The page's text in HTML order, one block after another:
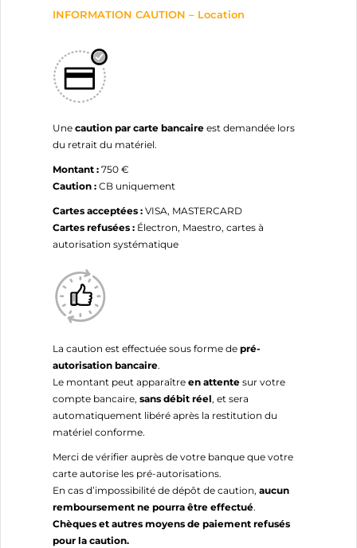
INFORMATION CAUTION – Location
Une caution par carte bancaire est demandée lors
du retrait du matériel.
Montant : 750 €
Caution : CB uniquement
Cartes acceptées : VISA, MASTERCARD
Cartes refusées : Électron, Maestro, cartes à
autorisation systématique
La caution est effectuée sous forme de pré-
autorisation bancaire.
Le montant peut apparaître en attente sur votre
compte bancaire, sans débit réel, et sera
automatiquement libéré après la restitution du
matériel conforme.
Merci de vérifier auprès de votre banque que votre
carte autorise les pré-autorisations.
En cas d’impossibilité de dépôt de caution, aucun
remboursement ne pourra être effectué.
Chèques et autres moyens de paiement refusés
pour la caution.